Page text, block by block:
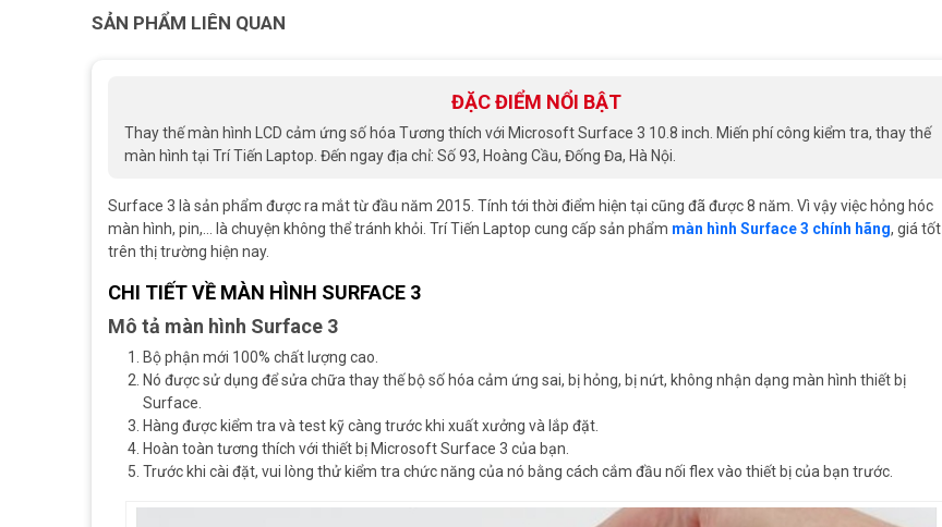
SẢN PHẨM LIÊN QUAN
ĐẶC ĐIỂM NỔI BẬT
Thay thế màn hình LCD cảm ứng số hóa Tương thích với Microsoft Surface 3 10.8 inch. Miến phí công kiểm tra, thay thế
màn hình tại Trí Tiến Laptop. Đến ngay địa chỉ: Số 93, Hoàng Cầu, Đống Đa, Hà Nội.
Surface 3 là sản phẩm được ra mắt từ đầu năm 2015. Tính tới thời điểm hiện tại cũng đã được 8 năm. Vì vậy việc hỏng hóc
màn hình, pin,… là chuyện không thể tránh khỏi. Trí Tiến Laptop cung cấp sản phẩm màn hình Surface 3 chính hãng, giá tốt
trên thị trường hiện nay.
CHI TIẾT VỀ MÀN HÌNH SURFACE 3
Mô tả màn hình Surface 3
Bộ phận mới 100% chất lượng cao.
Nó được sử dụng để sửa chữa thay thế bộ số hóa cảm ứng sai, bị hỏng, bị nứt, không nhận dạng màn hình thiết bị
Surface.
Hàng được kiểm tra và test kỹ càng trước khi xuất xưởng và lắp đặt.
Hoàn toàn tương thích với thiết bị Microsoft Surface 3 của bạn.
Trước khi cài đặt, vui lòng thử kiểm tra chức năng của nó bằng cách cắm đầu nối flex vào thiết bị của bạn trước.